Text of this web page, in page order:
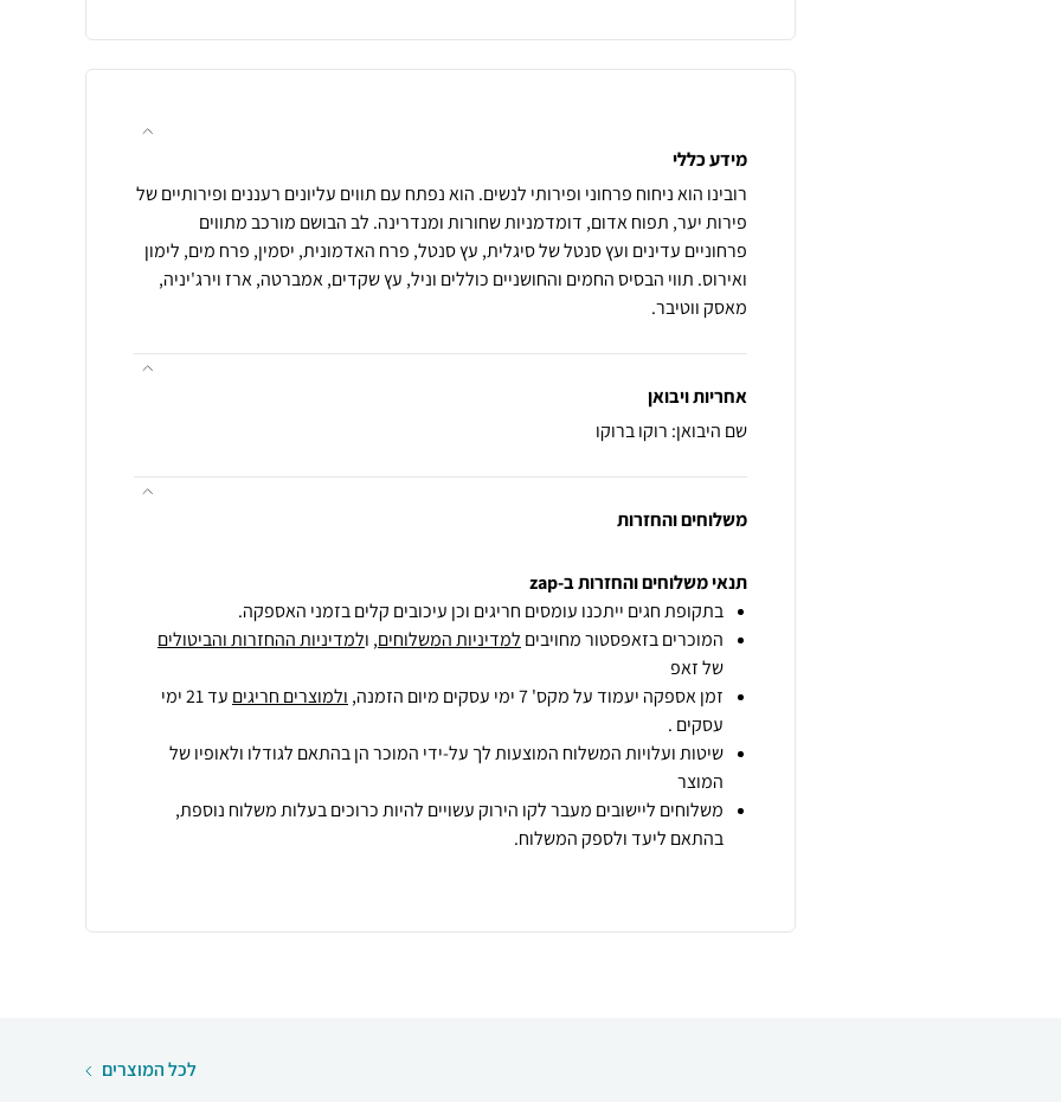
מידע כללי
רובינו הוא ניחוח פרחוני ופירותי לנשים. הוא נפתח עם תווים עליונים רעננים ופירותיים של
פירות יער, תפוח אדום, דומדמניות שחורות ומנדרינה. לב הבושם מורכב מתווים
פרחוניים עדינים ועץ סנטל של סיגלית, עץ סנטל, פרח האדמונית, יסמין, פרח מים, לימון
ואירוס. תווי הבסיס החמים והחושניים כוללים וניל, עץ שקדים, אמברטה, ארז וירג'יניה,
מאסק ווטיבר.
אחריות ויבואן
שם היבואן: רוקו ברוקו
משלוחים והחזרות
תנאי משלוחים והחזרות ב-zap
בתקופת חגים ייתכנו עומסים חריגים וכן עיכובים קלים בזמני האספקה.
המוכרים בזאפסטור מחויבים למדיניות המשלוחים, ולמדיניות ההחזרות והביטולים
של זאפ
זמן אספקה יעמוד על מקס' 7 ימי עסקים מיום הזמנה,
ולמוצרים חריגים
עד 21 ימי
עסקים .
שיטות ועלויות המשלוח המוצעות לך על-ידי המוכר הן בהתאם לגודלו ולאופיו של
המוצר
משלוחים ליישובים מעבר לקו הירוק עשויים להיות כרוכים בעלות משלוח נוספת,
בהתאם ליעד ולספק המשלוח.
לכל המוצרים